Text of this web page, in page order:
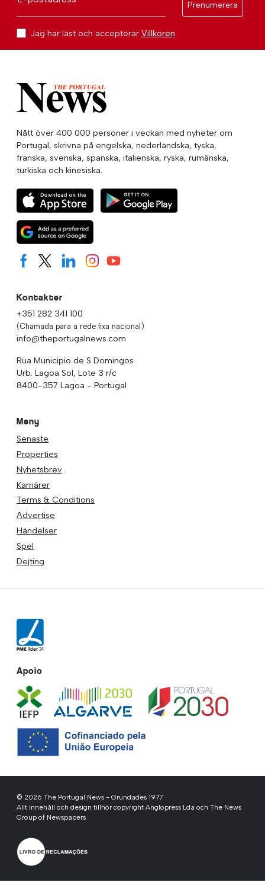
Prenumerera
Jag har läst och accepterar Villkoren
Nått över 400 000 personer i veckan med nyheter om
Portugal, skrivna på engelska, nederländska, tyska,
franska, svenska, spanska, italienska, ryska, rumänska,
turkiska och kinesiska.
Kontakter
+351 282 341 100
(Chamada para a rede fixa nacional)
info@theportugalnews.com
Rua Municipio de S Domingos
Urb. Lagoa Sol, Lote 3 r/c
8400-357 Lagoa - Portugal
Meny
Senaste
Properties
Nyhetsbrev
Karriärer
Terms & Conditions
Advertise
Händelser
Spel
Dejting
Apoio
© 2026 The Portugal News - Grundades 1977
Allt innehåll och design tillhör copyright Anglopress Lda och The News
Group of Newspapers